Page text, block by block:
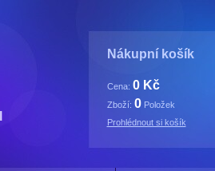
Nákupní košík
Cena: 0 Kč
Zboží: 0Položek
Prohlédnout si košík